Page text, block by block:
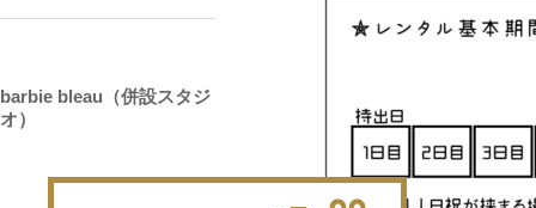
barbie bleau（併設スタジ
オ）